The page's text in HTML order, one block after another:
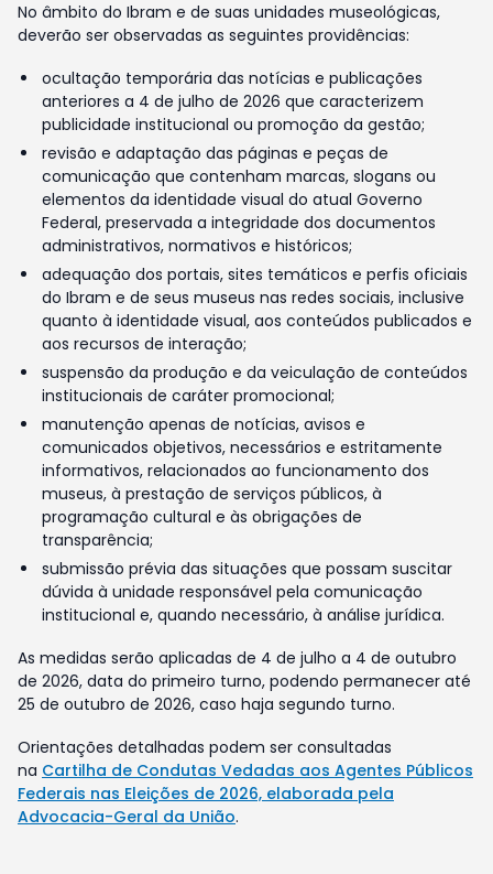
No âmbito do Ibram e de suas unidades museológicas,
deverão ser observadas as seguintes providências:
ocultação temporária das notícias e publicações
anteriores a 4 de julho de 2026 que caracterizem
publicidade institucional ou promoção da gestão;
revisão e adaptação das páginas e peças de
comunicação que contenham marcas, slogans ou
elementos da identidade visual do atual Governo
Federal, preservada a integridade dos documentos
administrativos, normativos e históricos;
adequação dos portais, sites temáticos e perfis oficiais
do Ibram e de seus museus nas redes sociais, inclusive
quanto à identidade visual, aos conteúdos publicados e
aos recursos de interação;
suspensão da produção e da veiculação de conteúdos
institucionais de caráter promocional;
manutenção apenas de notícias, avisos e
comunicados objetivos, necessários e estritamente
informativos, relacionados ao funcionamento dos
museus, à prestação de serviços públicos, à
programação cultural e às obrigações de
transparência;
submissão prévia das situações que possam suscitar
dúvida à unidade responsável pela comunicação
institucional e, quando necessário, à análise jurídica.
As medidas serão aplicadas de 4 de julho a 4 de outubro
de 2026, data do primeiro turno, podendo permanecer até
25 de outubro de 2026, caso haja segundo turno.
Orientações detalhadas podem ser consultadas
na Cartilha de Condutas Vedadas aos Agentes Públicos
Federais nas Eleições de 2026, elaborada pela
Advocacia-Geral da União.